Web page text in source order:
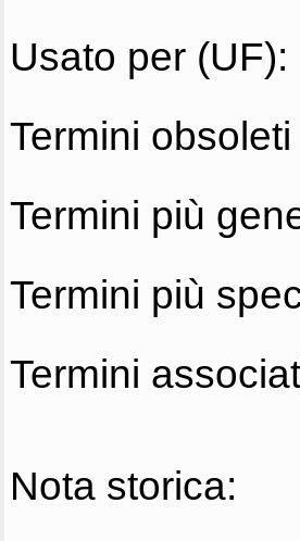
Usato per (UF):
Termini
Termini più
Termini più
Termini
Nota storica: